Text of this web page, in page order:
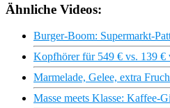
Ähnliche Videos:
Burger-Boom: Supermarkt-
Kopfhörer für 549 € vs. 139 €
Marmelade, Gelee, extra
Masse meets Klasse: Kaffee-